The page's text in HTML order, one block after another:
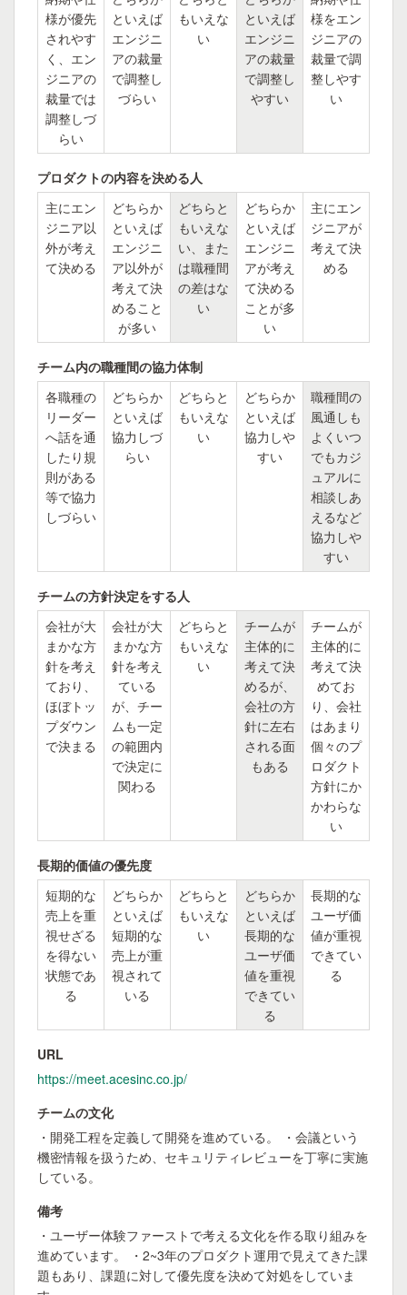
様が優先
されやす
く、エン
ジニアの
裁量では
調整しづ
らい
といえば
エンジニ
アの裁量
で調整し
づらい
もいえな
い
といえば
エンジニ
アの裁量
で調整し
やすい
様をエン
ジニアの
裁量で調
整しやす
い
プロダクトの内容を決める人
主にエン
ジニア以
外が考え
て決める
どちらか
といえば
エンジニ
ア以外が
考えて決
めること
が多い
どちらと
もいえな
い、また
は職種間
の差はな
い
どちらか
といえば
エンジニ
アが考え
て決める
ことが多
い
主にエン
ジニアが
考えて決
める
チーム内の職種間の協力体制
各職種の
リーダー
へ話を通
したり規
則がある
等で協力
しづらい
どちらか
といえば
協力しづ
らい
どちらと
もいえな
い
どちらか
といえば
協力しや
すい
職種間の
風通しも
よくいつ
でもカジ
ュアルに
相談しあ
えるなど
協力しや
すい
チームの方針決定をする人
会社が大
まかな方
針を考え
ており、
ほぼトッ
プダウン
で決まる
会社が大
まかな方
針を考え
ている
が、チー
ムも一定
の範囲内
で決定に
関わる
どちらと
もいえな
い
チームが
主体的に
考えて決
めるが、
会社の方
針に左右
される面
もある
チームが
主体的に
考えて決
めてお
り、会社
はあまり
個々のプ
ロダクト
方針にか
かわらな
い
長期的価値の優先度
短期的な
売上を重
視せざる
を得ない
状態であ
る
どちらか
といえば
短期的な
売上が重
視されて
いる
どちらと
もいえな
い
どちらか
といえば
長期的な
ユーザ価
値を重視
できてい
る
長期的な
ユーザ価
値が重視
できてい
る
URL
https://meet.acesinc.co.jp/
チームの文化
・開発工程を定義して開発を進めている。 ・会議という
機密情報を扱うため、セキュリティレビューを丁寧に実施
している。
備考
・ユーザー体験ファーストで考える文化を作る取り組みを
進めています。 ・2~3年のプロダクト運用で見えてきた課
題もあり、課題に対して優先度を決めて対処をしていま